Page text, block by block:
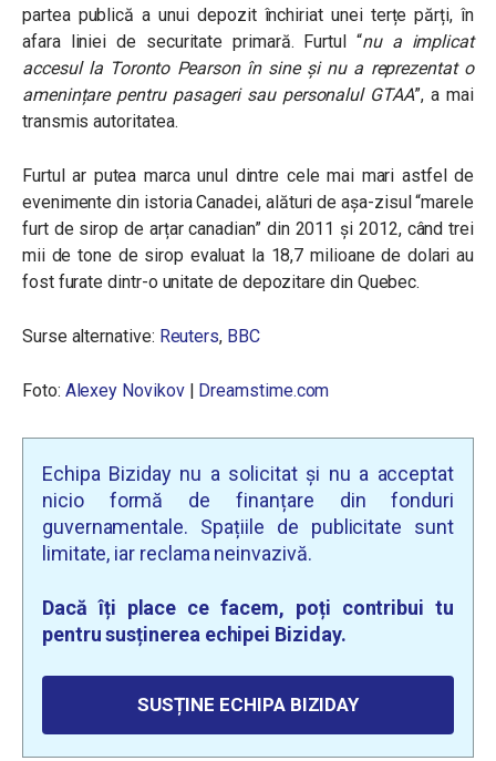
partea publică a unui depozit închiriat unei terțe părți, în
afara liniei de securitate primară. Furtul “nu a implicat
accesul la Toronto Pearson în sine și nu a reprezentat o
amenințare pentru pasageri sau personalul GTAA”, a mai
transmis autoritatea.
Furtul ar putea marca unul dintre cele mai mari astfel de
evenimente din istoria Canadei, alături de așa-zisul “marele
furt de sirop de arțar canadian” din 2011 și 2012, când trei
mii de tone de sirop evaluat la 18,7 milioane de dolari au
fost furate dintr-o unitate de depozitare din Quebec.
Surse alternative: Reuters, BBC
Foto: Alexey Novikov| Dreamstime.com
Echipa Biziday nu a solicitat și nu a acceptat
nicio formă de finanțare din fonduri
guvernamentale. Spațiile de publicitate sunt
limitate, iar reclama neinvazivă.
Dacă îți place ce facem, poți contribui tu
pentru susținerea echipei Biziday.
SUSȚINE ECHIPA BIZIDAY